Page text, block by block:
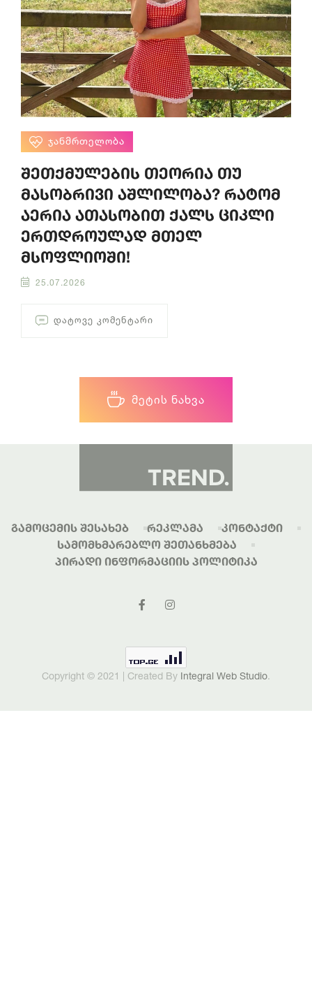
ᲯᲐᲜᲛᲠᲗᲔᲚᲝᲑᲐ
შეთქმულების თეორია თუ
მასობრივი აშლილობა? რატომ
აერია ათასობით ქალს ციკლი
ერთდროულად მთელ
მსოფლიოში!
25.07.2026
ᲓᲐᲢᲝᲕᲔ ᲙᲝᲛᲔᲜᲢᲐᲠᲘ
ᲛᲔᲢᲘᲡ ᲜᲐᲮᲕᲐ
Გამოცემის Შესახებ Რეკლამა
Კონტაქტი
Სამომხმარებლო Შეთანხმება
Პირადი Ინფორმაციის Პოლიტიკა
Copyright © 2021 | Created By Integral Web Studio.